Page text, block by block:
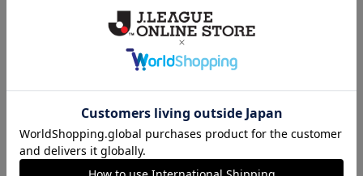
愛するクラブのアパレル・ファッション小物もチェ
ック♪
秋田
こだわりのデザインに注目！タオルマフラーは応援